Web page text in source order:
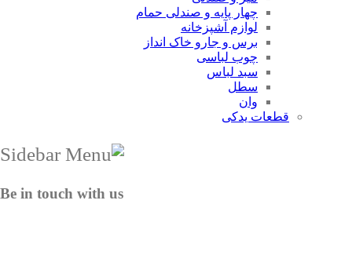
چهار پایه و صندلی حمام
لوازم آشپزخانه
برس و جارو خاک انداز
چوب لباسی
سبد لباس
سطل
وان
قطعات یدکی
Be in touch with us